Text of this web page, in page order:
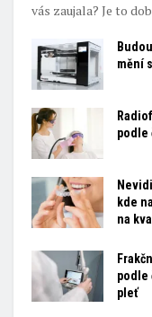
vás zaujala? Je to
mění
podle
kde
na
podle
pleť